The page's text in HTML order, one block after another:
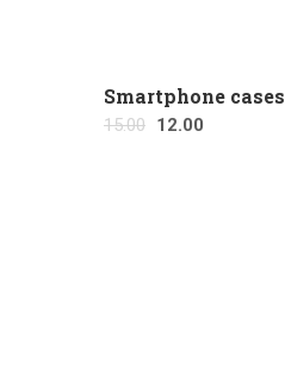
Smartphone cases
15.00 12.00